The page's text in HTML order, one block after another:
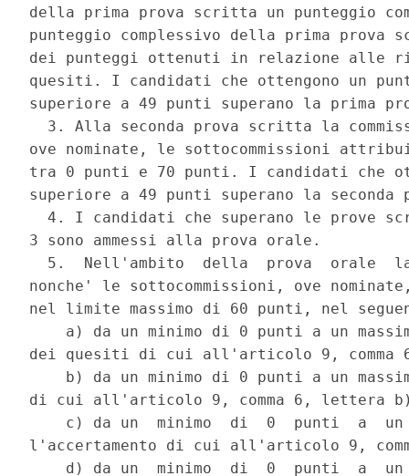
della prima prova scritta un punteggio
punteggio complessivo della prima
dei punteggi ottenuti in relazione alle
quesiti. I candidati che ottengono un
superiore a 49 punti superano la prima
3. Alla seconda prova scritta la
ove nominate, le sottocommissioni
tra 0 punti e 70 punti. I candidati che
superiore a 49 punti superano la
4. I candidati che superano le prove
3 sono ammessi alla prova orale.
5.  Nell'ambito  della  prova  orale
nonche' le sottocommissioni, ove
nel limite massimo di 60 punti, nel
a) da un minimo di 0 punti a un
dei quesiti di cui all'articolo 9,
b) da un minimo di 0 punti a un
di cui all'articolo 9, comma 6, lettera
c) da un  minimo  di  0  punti  a
l'accertamento di cui all'articolo 9,
d) da un  minimo  di  0  punti  a